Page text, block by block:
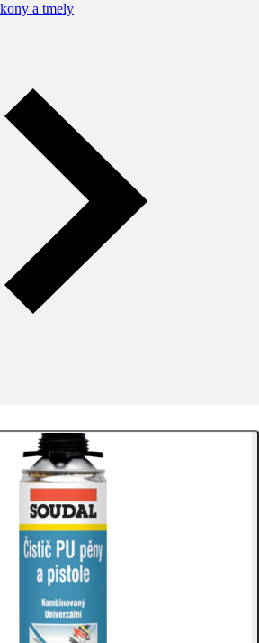
a tmely